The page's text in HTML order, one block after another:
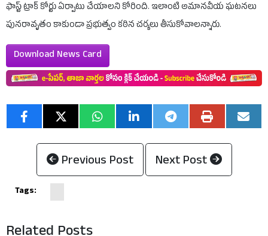
ఫాస్ట్ ట్రాక్ కోర్టు ఏర్పాటు చేయాలని కోరింది. ఇలాంటి అమానవీయ ఘటనలు
పునరావృతం కాకుండా ప్రభుత్వం కఠిన చర్యలు తీసుకోవాలన్నారు.
Download News Card
Previous Post Next Post
Tags: